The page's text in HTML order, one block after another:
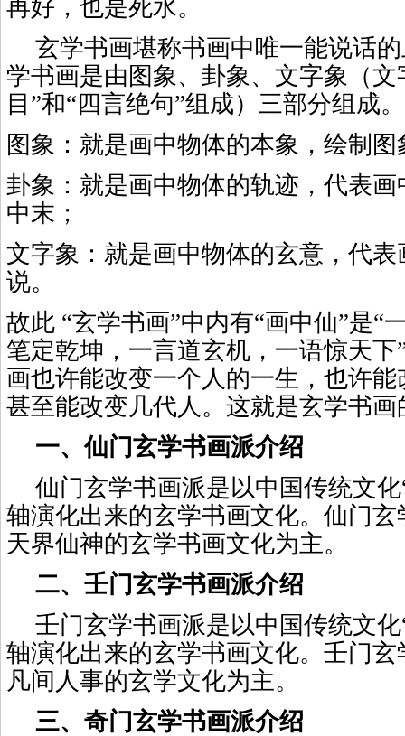
再好，也是死水。
玄学书画堪称书画中唯一能说话
学书画是由图象、卦象、文字象（文
目”和“四言绝句”组成）三部分组成。
图象：就是画中物体的本象，绘制
卦象：就是画中物体的轨迹，代表
中末；
文字象：就是画中物体的玄意，代
说。
故此 “玄学书画”中内有“画中仙”是“
笔定乾坤，一言道玄机，一语惊天下
画也许能改变一个人的一生，也许
甚至能改变几代人。这就是玄学书画
一、仙门玄学书画派介绍
仙门玄学书画派是以中国传统文
轴演化出来的玄学书画文化。仙门
天界仙神的玄学书画文化为主。
二、壬门玄学书画派介绍
壬门玄学书画派是以中国传统文
轴演化出来的玄学书画文化。壬门
凡间人事的玄学文化为主。
三、奇门玄学书画派介绍